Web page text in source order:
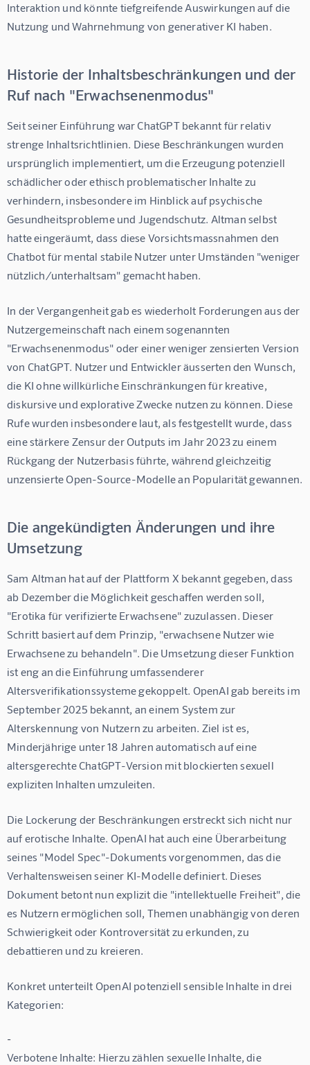
Interaktion und könnte tiefgreifende Auswirkungen auf die
Nutzung und Wahrnehmung von generativer KI haben.
Historie der Inhaltsbeschränkungen und der
Ruf nach "Erwachsenenmodus"
Seit seiner Einführung war ChatGPT bekannt für relativ
strenge Inhaltsrichtlinien. Diese Beschränkungen wurden
ursprünglich implementiert, um die Erzeugung potenziell
schädlicher oder ethisch problematischer Inhalte zu
verhindern, insbesondere im Hinblick auf psychische
Gesundheitsprobleme und Jugendschutz. Altman selbst
hatte eingeräumt, dass diese Vorsichtsmassnahmen den
Chatbot für mental stabile Nutzer unter Umständen "weniger
nützlich/unterhaltsam" gemacht haben.
In der Vergangenheit gab es wiederholt Forderungen aus der
Nutzergemeinschaft nach einem sogenannten
"Erwachsenenmodus" oder einer weniger zensierten Version
von ChatGPT. Nutzer und Entwickler äusserten den Wunsch,
die KI ohne willkürliche Einschränkungen für kreative,
diskursive und explorative Zwecke nutzen zu können. Diese
Rufe wurden insbesondere laut, als festgestellt wurde, dass
eine stärkere Zensur der Outputs im Jahr 2023 zu einem
Rückgang der Nutzerbasis führte, während gleichzeitig
unzensierte Open-Source-Modelle an Popularität gewannen.
Die angekündigten Änderungen und ihre
Umsetzung
Sam Altman hat auf der Plattform X bekannt gegeben, dass
ab Dezember die Möglichkeit geschaffen werden soll,
"Erotika für verifizierte Erwachsene" zuzulassen. Dieser
Schritt basiert auf dem Prinzip, "erwachsene Nutzer wie
Erwachsene zu behandeln". Die Umsetzung dieser Funktion
ist eng an die Einführung umfassenderer
Altersverifikationssysteme gekoppelt. OpenAI gab bereits im
September 2025 bekannt, an einem System zur
Alterskennung von Nutzern zu arbeiten. Ziel ist es,
Minderjährige unter 18 Jahren automatisch auf eine
altersgerechte ChatGPT-Version mit blockierten sexuell
expliziten Inhalten umzuleiten.
Die Lockerung der Beschränkungen erstreckt sich nicht nur
auf erotische Inhalte. OpenAI hat auch eine Überarbeitung
seines "Model Spec"-Dokuments vorgenommen, das die
Verhaltensweisen seiner KI-Modelle definiert. Dieses
Dokument betont nun explizit die "intellektuelle Freiheit", die
es Nutzern ermöglichen soll, Themen unabhängig von deren
Schwierigkeit oder Kontroversität zu erkunden, zu
debattieren und zu kreieren.
Konkret unterteilt OpenAI potenziell sensible Inhalte in drei
Kategorien:
-
Verbotene Inhalte: Hierzu zählen sexuelle Inhalte, die